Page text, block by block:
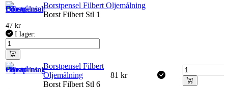
Borstpensel Filbert Oljemålning
Borst Filbert Stl 1
47 kr
I lager:
Borstpensel Filbert
Oljemålning
Borst Filbert Stl 6
81 kr